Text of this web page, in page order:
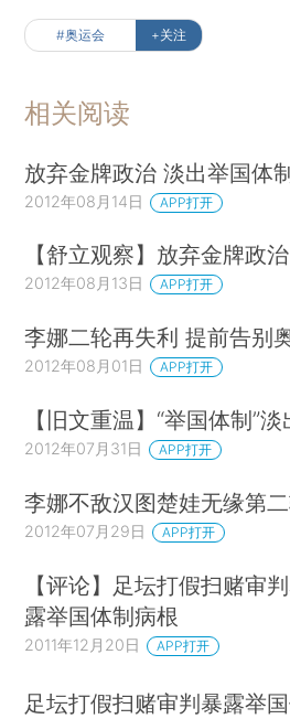
#奥运会 +关注
相关阅读
放弃金牌政治 淡出举国体
2012年08月14日 APP打开
【舒立观察】放弃金牌政
2012年08月13日 APP打开
李娜二轮再失利 提前告别
2012年08月01日 APP打开
【旧文重温】“举国体制”
2012年07月31日 APP打开
李娜不敌汉图楚娃无缘第
2012年07月29日 APP打开
【评论】足坛打假扫赌审
露举国体制病根
2011年12月20日 APP打开
足坛打假扫赌审判暴露举